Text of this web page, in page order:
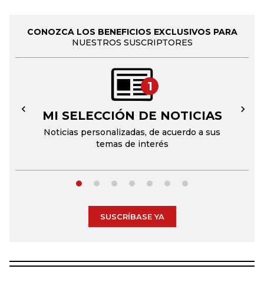
CONOZCA LOS BENEFICIOS EXCLUSIVOS PARA
NUESTROS SUSCRIPTORES
1
MI SELECCIÓN DE NOTICIAS
Noticias personalizadas, de acuerdo a sus
temas de interés
← →
SUSCRÍBASE YA